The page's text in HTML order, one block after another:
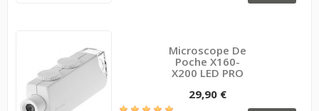
Microscope De
Poche X160-
X200 LED PRO
29,90 €